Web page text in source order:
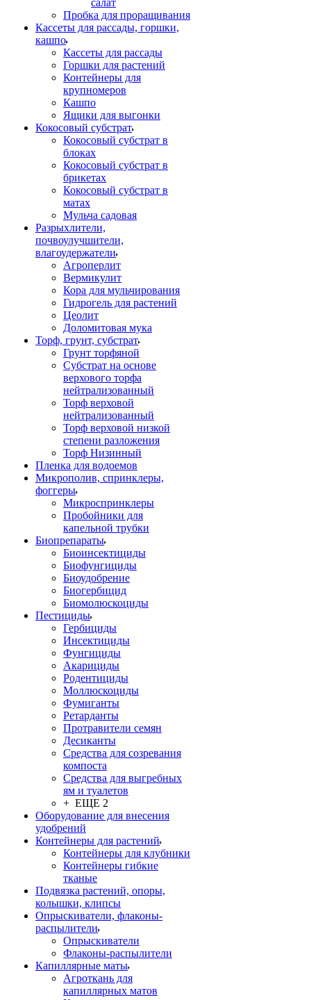
салат
Пробка для проращивания
Кассеты для рассады, горшки,
кашпо
Кассеты для рассады
Горшки для растений
Контейнеры для
крупномеров
Кашпо
Ящики для выгонки
Кокосовый субстрат
Кокосовый субстрат в
блоках
Кокосовый субстрат в
брикетах
Кокосовый субстрат в
матах
Мульча садовая
Разрыхлители,
почвоулучшители,
влагоудержатели
Агроперлит
Вермикулит
Кора для мульчирования
Гидрогель для растений
Цеолит
Доломитовая мука
Торф, грунт, субстрат
Грунт торфяной
Субстрат на основе
верхового торфа
нейтрализованный
Торф верховой
нейтрализованный
Торф верховой низкой
степени разложения
Торф Низинный
Пленка для водоемов
Микрополив, спринклеры,
фоггеры
Микроспринклеры
Пробойники для
капельной трубки
Биопрепараты
Биоинсектициды
Биофунгициды
Биоудобрение
Биогербицид
Биомолюскоциды
Пестициды
Гербициды
Инсектициды
Фунгициды
Акарициды
Родентициды
Моллюскоциды
Фумиганты
Ретарданты
Протравители семян
Десиканты
Средства для созревания
компоста
Средства для выгребных
ям и туалетов
+ ЕЩЕ 2
Оборудование для внесения
удобрений
Контейнеры для растений
Контейнеры для клубники
Контейнеры гибкие
тканые
Подвязка растений, опоры,
колышки, клипсы
Опрыскиватели, флаконы-
распылители
Опрыскиватели
Флаконы-распылители
Капиллярные маты
Агроткань для
капиллярных матов